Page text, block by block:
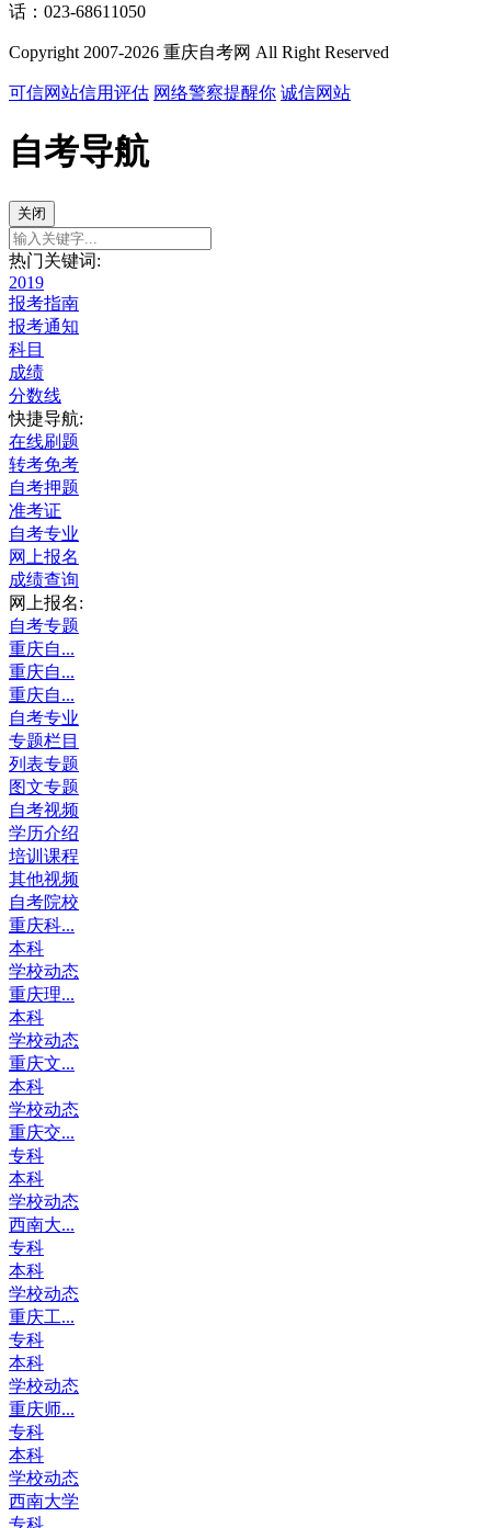
话：023-68611050
Copyright 2007-2026 重庆自考网 All Right Reserved
可信网站信用评估 网络警察提醒你 诚信网站
自考导航
关闭
热门关键词:
2019
报考指南
报考通知
科目
成绩
分数线
快捷导航:
在线刷题
转考免考
自考押题
准考证
自考专业
网上报名
成绩查询
网上报名:
自考专题
重庆自...
重庆自...
重庆自...
自考专业
专题栏目
列表专题
图文专题
自考视频
学历介绍
培训课程
其他视频
自考院校
重庆科...
本科
学校动态
重庆理...
本科
学校动态
重庆文...
本科
学校动态
重庆交...
专科
本科
学校动态
西南大...
专科
本科
学校动态
重庆工...
专科
本科
学校动态
重庆师...
专科
本科
学校动态
西南大学
专科